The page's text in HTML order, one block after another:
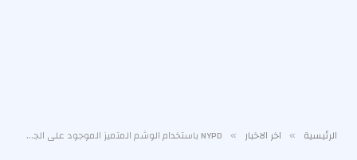
الرئيسية » اخر الاخبار » NYPD باستخدام الوشم المتميز الموجود على الجسم المقطوع في كوينز للمساعدة في ضحية الهوية